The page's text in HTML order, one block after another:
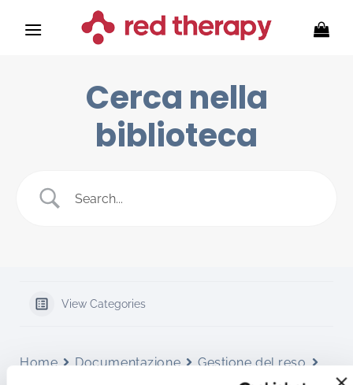
Inhalt
Cerca nella
biblioteca
View Categories
Home Documentazione
Gestione del reso